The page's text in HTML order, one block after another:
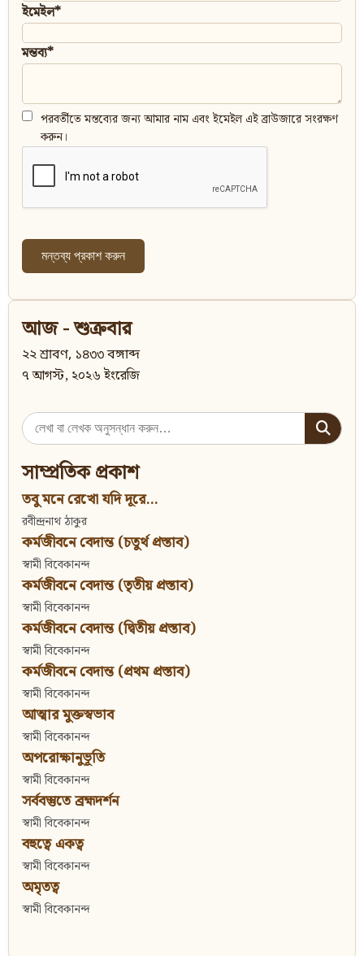
ইমেইল*
মন্তব্য*
পরবর্তীতে মন্তব্যের জন্য আমার নাম এবং ইমেইল এই ব্রাউজারে সংরক্ষণ
করুন।
আজ - শুক্রবার
২২ শ্রাবণ, ১৪৩৩ বঙ্গাব্দ
৭ আগস্ট, ২০২৬ ইংরেজি
Search
for:
সাম্প্রতিক প্রকাশ
তবু মনে রেখো যদি দূরে...
রবীন্দ্রনাথ ঠাকুর
কর্মজীবনে বেদান্ত (চতুর্থ প্রস্তাব)
স্বামী বিবেকানন্দ
কর্মজীবনে বেদান্ত (তৃতীয় প্রস্তাব)
স্বামী বিবেকানন্দ
কর্মজীবনে বেদান্ত (দ্বিতীয় প্রস্তাব)
স্বামী বিবেকানন্দ
কর্মজীবনে বেদান্ত (প্রথম প্রস্তাব)
স্বামী বিবেকানন্দ
আত্মার মুক্তস্বভাব
স্বামী বিবেকানন্দ
অপরোক্ষানুভূতি
স্বামী বিবেকানন্দ
সর্ববস্তুতে ব্রহ্মদর্শন
স্বামী বিবেকানন্দ
বহুত্বে একত্ব
স্বামী বিবেকানন্দ
অমৃতত্ব
স্বামী বিবেকানন্দ